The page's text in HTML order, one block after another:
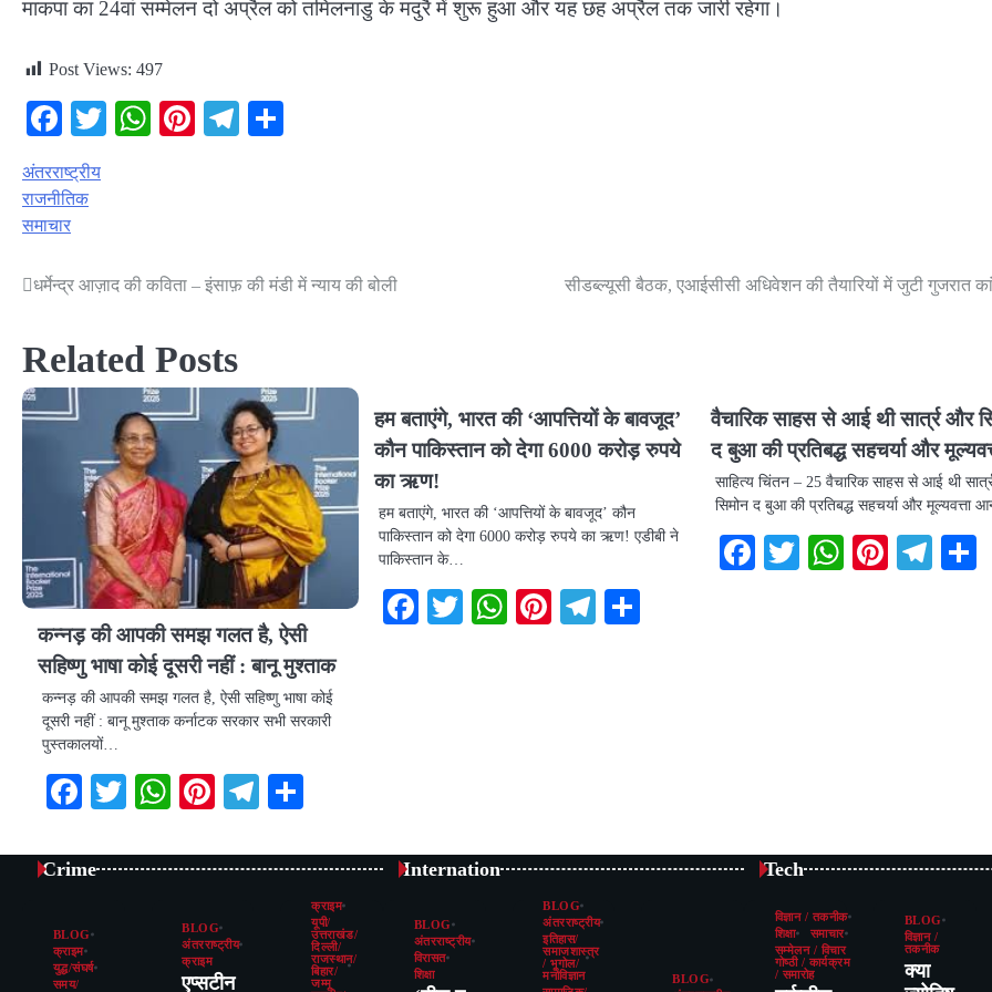
माकपा का 24वां सम्मेलन दो अप्रैल को तमिलनाडु के मदुरै में शुरू हुआ और यह छह अप्रैल तक जारी रहेगा।
Post Views: 497
Facebook
TwitterWhatsApp
PinterestTelegram
अंतरराष्ट्रीय
राजनीतिक
समाचार
Post
धर्मेन्द्र आज़ाद की कविता – इंसाफ़ की मंडी में न्याय की बोली सीडब्ल्यूसी बैठक, एआईसीसी अधिवेशन की तैयारियों में जुटी गुजरात
Related Posts
कन्नड़ की आपकी समझ गलत है, ऐसी
सहिष्णु भाषा कोई दूसरी नहीं : बानू मुश्ताक
कन्नड़ की आपकी समझ गलत है, ऐसी सहिष्णु भाषा कोई
दूसरी नहीं : बानू मुश्ताक कर्नाटक सरकार सभी सरकारी
पुस्तकालयों…
Facebook
TwitterWhatsApp
PinterestTelegram
हम बताएंगे, भारत की ‘आपत्तियों के बावजूद’
कौन पाकिस्तान को देगा 6000 करोड़ रुपये
का ऋण!
हम बताएंगे, भारत की ‘आपत्तियों के बावजूद’ कौन
पाकिस्तान को देगा 6000 करोड़ रुपये का ऋण! एडीबी ने
पाकिस्तान के…
Facebook
TwitterWhatsApp
PinterestTelegram
वैचारिक साहस से आई थी सार्त्र और
द बुआ की प्रतिबद्ध सहचर्या और
साहित्य चिंतन – 25 वैचारिक साहस से आई थी
सिमोन द बुआ की प्रतिबद्ध सहचर्या और मूल्यवत्ता
Facebook
TwitterWhatsApp
Pinterest
Crime
BLOG
क्राइम
युद्ध/संघर्ष
समय/
BLOG
अंतरराष्ट्रीय
क्राइम
एप्सटीन
क्राइम
यूपी/
उत्तराखंड/
दिल्ली/
राजस्थान/
बिहार/
जम्मू
Internation
BLOG
अंतरराष्ट्रीय
विरासत
शिक्षा
BLOG
अंतरराष्ट्रीय
इतिहास/
समाजशास्त्र
/ भूगोल/
मनोविज्ञान
BLOG
Tech
विज्ञान / तकनीक
शिक्षा
समाचार
सम्मेलन / विचार
गोष्ठी / कार्यक्रम
/ समारोह
BLOG
विज्ञान /
तकनीक
क्या